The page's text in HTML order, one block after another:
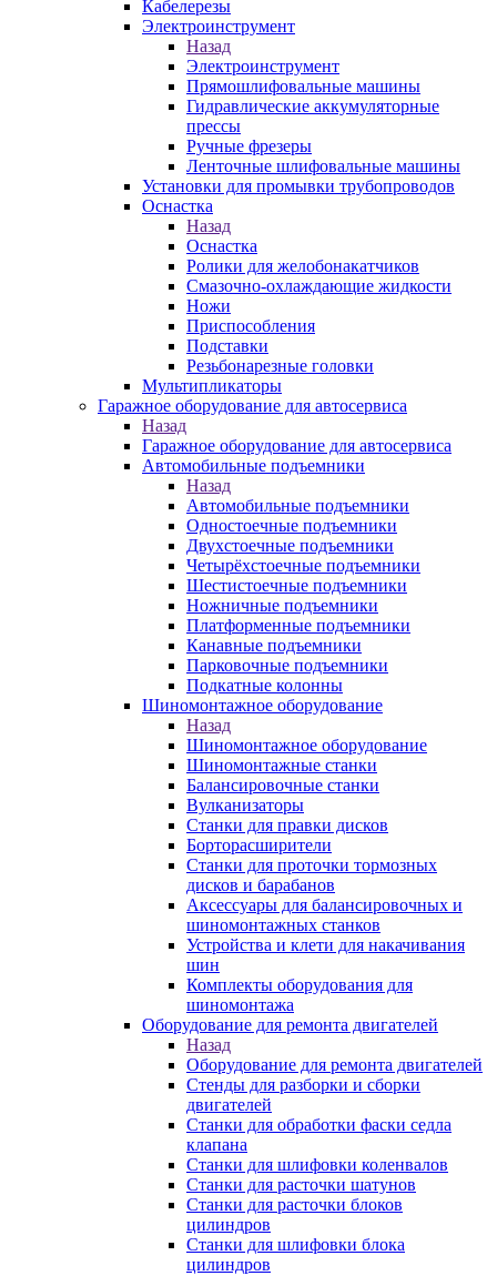
Кабелерезы
Электроинструмент
Назад
Электроинструмент
Прямошлифовальные машины
Гидравлические аккумуляторные
прессы
Ручные фрезеры
Ленточные шлифовальные машины
Установки для промывки трубопроводов
Оснастка
Назад
Оснастка
Ролики для желобонакатчиков
Смазочно-охлаждающие жидкости
Ножи
Приспособления
Подставки
Резьбонарезные головки
Мультипликаторы
Гаражное оборудование для автосервиса
Назад
Гаражное оборудование для автосервиса
Автомобильные подъемники
Назад
Автомобильные подъемники
Одностоечные подъемники
Двухстоечные подъемники
Четырёхстоечные подъемники
Шестистоечные подъемники
Ножничные подъемники
Платформенные подъемники
Канавные подъемники
Парковочные подъемники
Подкатные колонны
Шиномонтажное оборудование
Назад
Шиномонтажное оборудование
Шиномонтажные станки
Балансировочные станки
Вулканизаторы
Станки для правки дисков
Борторасширители
Станки для проточки тормозных
дисков и барабанов
Аксессуары для балансировочных и
шиномонтажных станков
Устройства и клети для накачивания
шин
Комплекты оборудования для
шиномонтажа
Оборудование для ремонта двигателей
Назад
Оборудование для ремонта двигателей
Стенды для разборки и сборки
двигателей
Станки для обработки фаски седла
клапана
Станки для шлифовки коленвалов
Станки для расточки шатунов
Станки для расточки блоков
цилиндров
Станки для шлифовки блока
цилиндров